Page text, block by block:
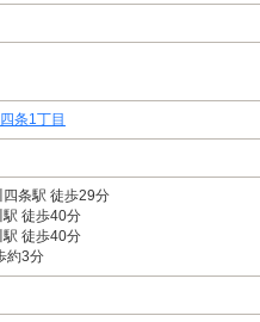
条1丁目
四条駅 徒歩29分
駅 徒歩40分
駅 徒歩40分
約3分